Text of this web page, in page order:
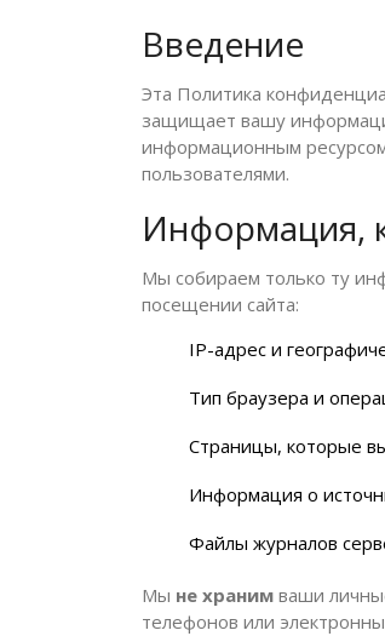
Введение
Эта Политика
защищает вашу
информационным
пользователями.
Информация,
Мы собираем только ту
посещении сайта:
IP-адрес и
Тип браузера и
Страницы, которые
Информация о
Файлы журналов
Мы не храним ваши
телефонов или